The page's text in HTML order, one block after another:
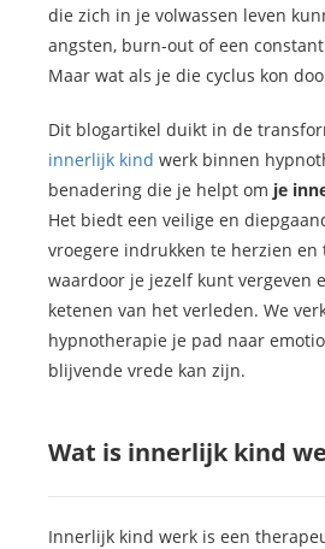
die zich in je volwassen leven
angsten, burn-out of een
Maar wat als je die cyclus kon
Dit blogartikel duikt in de
innerlijk kind werk binnen
benadering die je helpt om je
Het biedt een veilige en
vroegere indrukken te herzien
waardoor je jezelf kunt vergeven
ketenen van het verleden. We
hypnotherapie je pad naar
blijvende vrede kan zijn.
Wat is innerlijk kind
Innerlijk kind werk is een